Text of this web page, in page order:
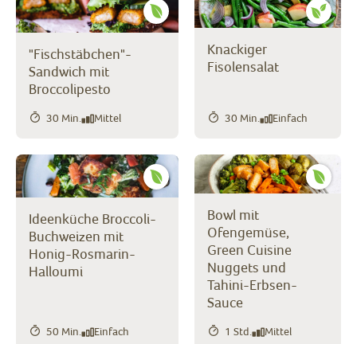
"Fischstäbchen"-
Sandwich mit
Broccolipesto
30 Min. Mittel
Knackiger
Fisolensalat
30 Min. Einfach
Ideenküche Broccoli-
Buchweizen mit
Honig-Rosmarin-
Halloumi
50 Min. Einfach
Bowl mit
Ofengemüse,
Green Cuisine
Nuggets und
Tahini-Erbsen-
Sauce
1 Std. Mittel